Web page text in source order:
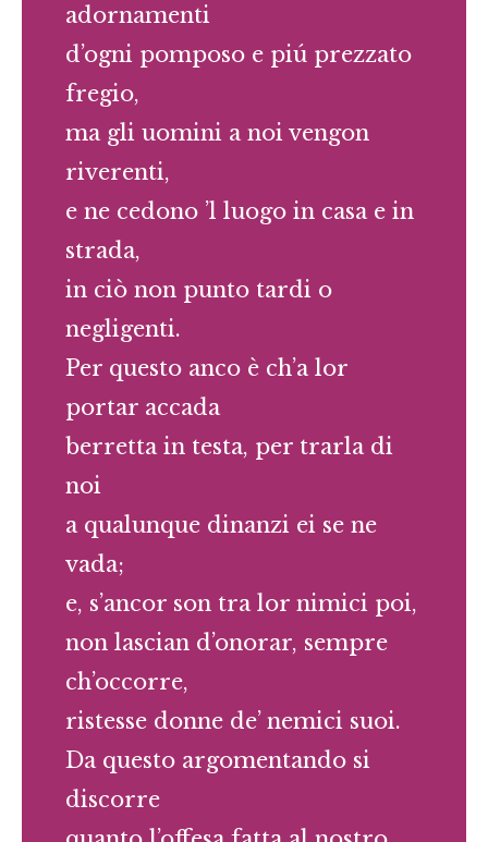
adornamenti
d’ogni pomposo e piú prezzato
fregio,
ma gli uomini a noi vengon
riverenti,
e ne cedono ’l luogo in casa e in
strada,
in ciò non punto tardi o
negligenti.
Per questo anco è ch’a lor
portar accada
berretta in testa, per trarla di
noi
a qualunque dinanzi ei se ne
vada;
e, s’ancor son tra lor nimici poi,
non lascian d’onorar, sempre
ch’occorre,
ristesse donne de’ nemici suoi.
Da questo argomentando si
discorre